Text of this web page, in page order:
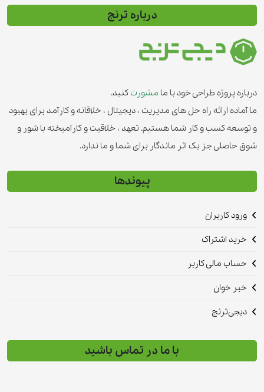
درباره ترنج
درباره پروژه طراحی خود با ما مشورت کنید.
ما آماده ارائه راه حل های مدیریت ، دیجیتال ، خلاقانه و کارآمد برای بهبود
و توسعه کسب و کار شما هستیم. تعهد ، خلاقیت و کارآمیخته با شور و
شوق حاصلی جز یک اثر ماندگار برای شما و ما ندارد.
پیوندها
ورود کاربران
خرید اشتراک
حساب مالی کاربر
خبر خوان
دیجی‌ترنج
با ما در تماس باشید